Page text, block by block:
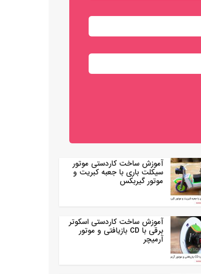
آموزش ساخت کاردستی موتور
سیکلت باری با جعبه کبریت و
موتور گیربکس
آموزش ساخت کاردستی اسکوتر
برقی با CD بازیافتی و موتور
آرمیچر